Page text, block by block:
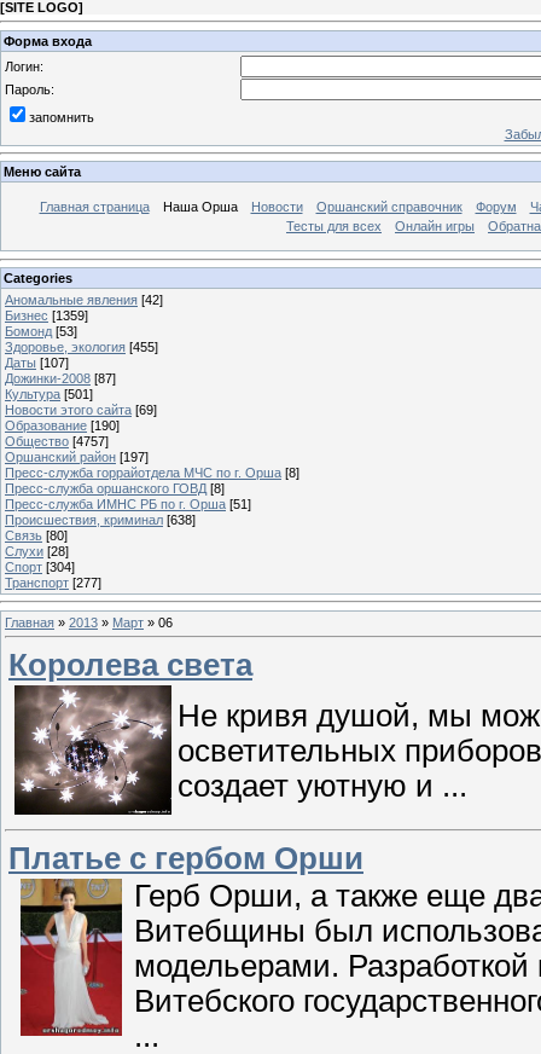
[SITE LOGO]
Форма входа
Логин:
Пароль:
запомнить
Меню сайта
Главная страница Наша Орша Новости Оршанский справочник Форум
Тесты для всех
Онлайн игры
Categories
Аномальные явления [42]
Бизнес [1359]
Бомонд [53]
Здоровье, экология [455]
Даты [107]
Дожинки-2008 [87]
Культура [501]
Новости этого сайта [69]
Образование [190]
Общество [4757]
Оршанский район [197]
Пресс-служба горрайотдела МЧС по г. Орша [8]
Пресс-служба оршанского ГОВД [8]
Пресс-служба ИМНС РБ по г. Орша [51]
Проиcшествия, криминал [638]
Связь [80]
Слухи [28]
Спорт [304]
Транспорт [277]
Главная » 2013 » Март » 06
Королева света
Не кривя душой, мы
осветительных
создает уютную и ...
Платье с гербом Орши
Герб Орши, а также еще
Витебщины был
модельерами.
Витебского
...